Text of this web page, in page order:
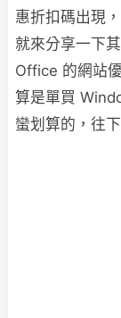
惠折扣碼出現
就來分享一下
Office 的網站
算是單買
蠻划算的，往